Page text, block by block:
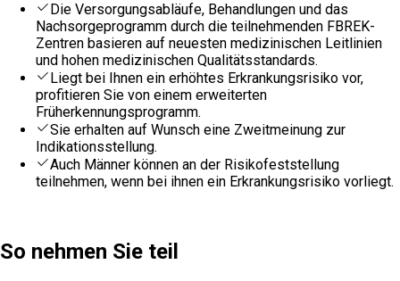
Die Versorgungsabläufe, Behandlungen und das
Nachsorgeprogramm durch die teilnehmenden FBREK-
Zentren basieren auf neuesten medizinischen Leitlinien
und hohen medizinischen Qualitätsstandards.
Liegt bei Ihnen ein erhöhtes Erkrankungsrisiko vor,
profitieren Sie von einem erweiterten
Früherkennungsprogramm.
Sie erhalten auf Wunsch eine Zweitmeinung zur
Indikationsstellung.
Auch Männer können an der Risikofeststellung
teilnehmen, wenn bei ihnen ein Erkrankungsrisiko vorliegt.
So nehmen Sie teil